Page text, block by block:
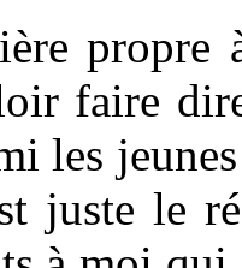
faire
les
juste le